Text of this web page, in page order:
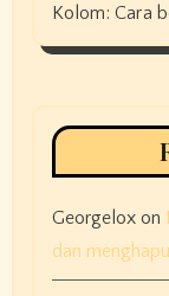
Kolom: Cara
Georgeloxon
dan